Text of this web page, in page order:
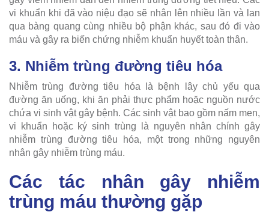
vi khuẩn khi đã vào niệu đạo sẽ nhân lên nhiều lần và lan
qua bàng quang cùng nhiều bộ phận khác, sau đó đi vào
máu và gây ra biến chứng nhiễm khuẩn huyết toàn thân.
3. Nhiễm trùng đường tiêu hóa
Nhiễm trùng đường tiêu hóa là bệnh lây chủ yếu qua
đường ăn uống, khi ăn phải thực phẩm hoặc nguồn nước
chứa vi sinh vật gây bệnh. Các sinh vật bao gồm nấm men,
vi khuẩn hoặc ký sinh trùng là nguyên nhân chính gây
nhiễm trùng đường tiêu hóa, một trong những nguyên
nhân gây nhiễm trùng máu.
Các tác nhân gây nhiễm
trùng máu thường gặp